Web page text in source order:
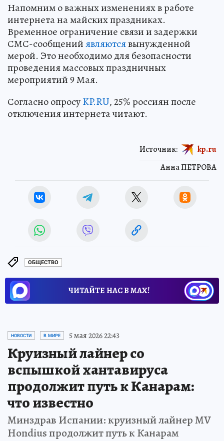
Напомним о важных изменениях в работе
интернета на майских праздниках.
Временное ограничение связи и задержки
СМС-сообщенийявляютсявынужденной
мерой. Это необходимо для безопасности
проведения массовых праздничных
мероприятий 9 Мая.
Согласно опросуKP.RU, 25% россиян после
отключения интернета читают.
Анна ПЕТРОВА
Источник: kp.ru
ОБЩЕСТВО
ЧИТАЙТЕ НАС В МАХ!
НОВОСТИ В МИРЕ 5 мая 2026 22:43
Круизный лайнер со
вспышкой хантавируса
продолжит путь к Канарам:
что известно
Минздрав Испании: круизный лайнер MV
Hondius продолжит путь к Канарам